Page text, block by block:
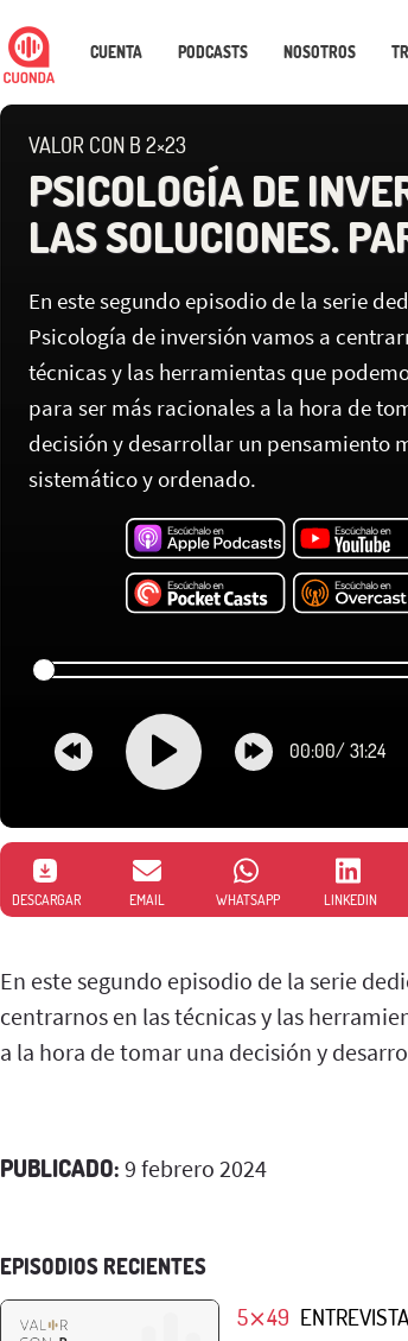
CUENTA PODCASTS NOSOTROS
VALOR CON B 2×23
PSICOLOGÍA DE
LAS SOLUCIONES.
En este segundo episodio de la serie
Psicología de inversión vamos a
técnicas y las herramientas que
para ser más racionales a la hora de
decisión y desarrollar un pensamiento
sistemático y ordenado.
00:00/ 31:24
DESCARGAR EMAIL WHATSAPP LINKEDIN
En este segundo episodio de la serie
centrarnos en las técnicas y las
a la hora de tomar una decisión y
PUBLICADO: 9 febrero 2024
EPISODIOS RECIENTES
5⨯49